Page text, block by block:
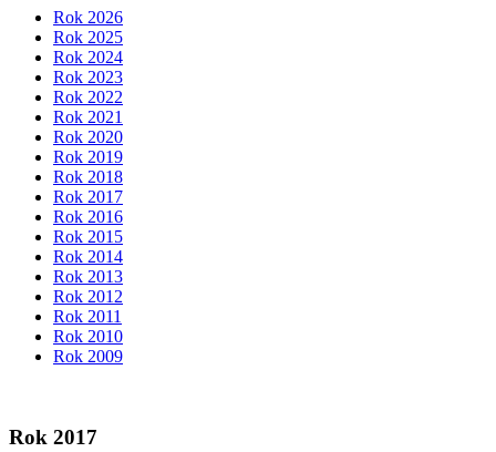
Rok 2026
Rok 2025
Rok 2024
Rok 2023
Rok 2022
Rok 2021
Rok 2020
Rok 2019
Rok 2018
Rok 2017
Rok 2016
Rok 2015
Rok 2014
Rok 2013
Rok 2012
Rok 2011
Rok 2010
Rok 2009
Rok 2017